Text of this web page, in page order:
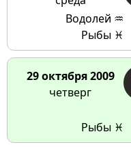
Водолей ♒
Рыбы ♓
29 октября 2009
четверг
Рыбы ♓